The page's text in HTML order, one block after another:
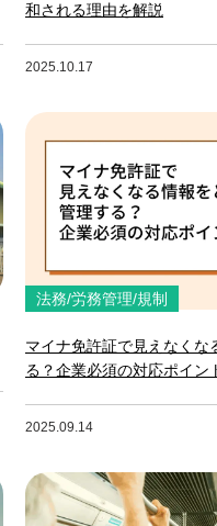
和される理由を解説
2025.10.17
法務/労務管理/規制
マイナ免許証で見えなくな
る？企業必須の対応ポイン
2025.09.14